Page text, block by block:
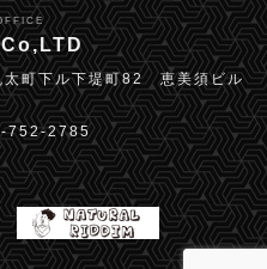
町下ル下堤町82 恵美須ビル
752-2785